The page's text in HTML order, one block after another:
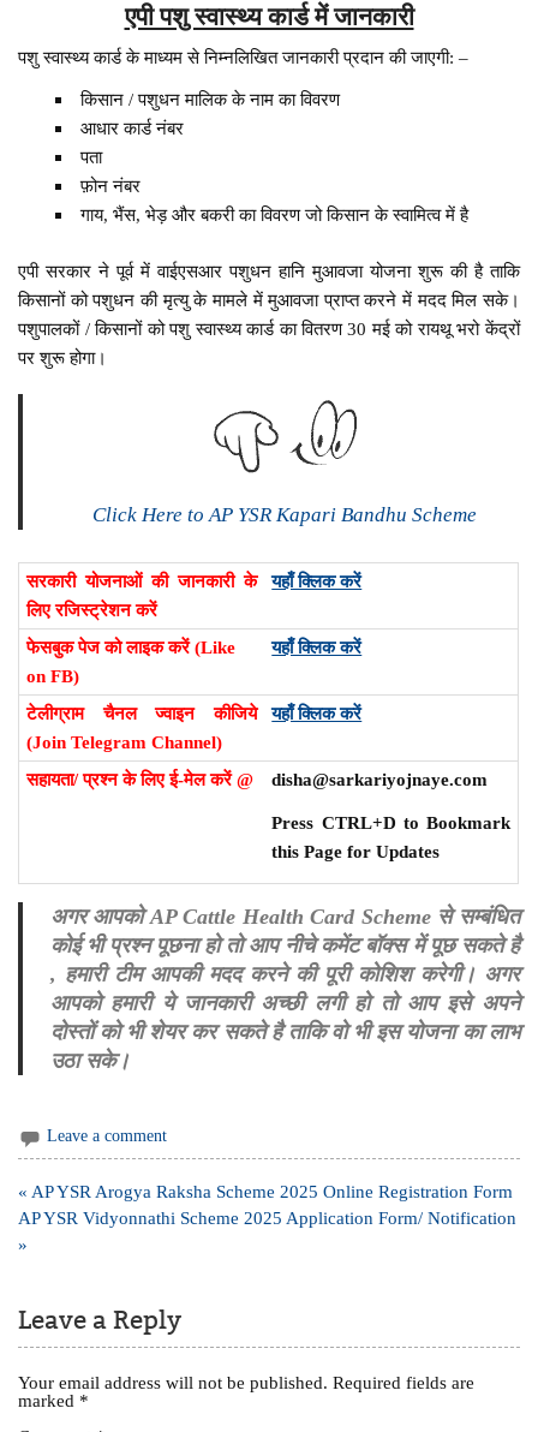
एपी पशु स्वास्थ्य कार्ड में जानकारी
पशु स्वास्थ्य कार्ड के माध्यम से निम्नलिखित जानकारी प्रदान की जाएगी: –
किसान / पशुधन मालिक के नाम का विवरण
आधार कार्ड नंबर
पता
फ़ोन नंबर
गाय, भैंस, भेड़ और बकरी का विवरण जो किसान के स्वामित्व में है
एपी सरकार ने पूर्व में वाईएसआर पशुधन हानि मुआवजा योजना शुरू की है ताकि
किसानों को पशुधन की मृत्यु के मामले में मुआवजा प्राप्त करने में मदद मिल सके।
पशुपालकों / किसानों को पशु स्वास्थ्य कार्ड का वितरण 30 मई को रायथू भरो केंद्रों
पर शुरू होगा।
Click Here to AP YSR Kapari Bandhu Scheme
सरकारी योजनाओं की जानकारी के
लिए रजिस्ट्रेशन करें
यहाँ क्लिक करें
फेसबुक पेज को लाइक करें (Like
on FB)
यहाँ क्लिक करें
टेलीग्राम चैनल ज्वाइन कीजिये
(Join Telegram Channel)
यहाँ क्लिक करें
सहायता/ प्रश्न के लिए ई-मेल करें @ disha@sarkariyojnaye.com
Press CTRL+D to Bookmark
this Page for Updates
अगर आपको AP Cattle Health Card Scheme से सम्बंधित
कोई भी प्रश्न पूछना हो तो आप नीचे कमेंट बॉक्स में पूछ सकते है
, हमारी टीम आपकी मदद करने की पूरी कोशिश करेगी। अगर
आपको हमारी ये जानकारी अच्छी लगी हो तो आप इसे अपने
दोस्तों को भी शेयर कर सकते है ताकि वो भी इस योजना का लाभ
उठा सके।
Leave a comment
Post
navigation
« AP YSR Arogya Raksha Scheme 2025 Online Registration Form
AP YSR Vidyonnathi Scheme 2025 Application Form/ Notification
»
Leave a Reply
Your email address will not be published. Required fields are
marked *